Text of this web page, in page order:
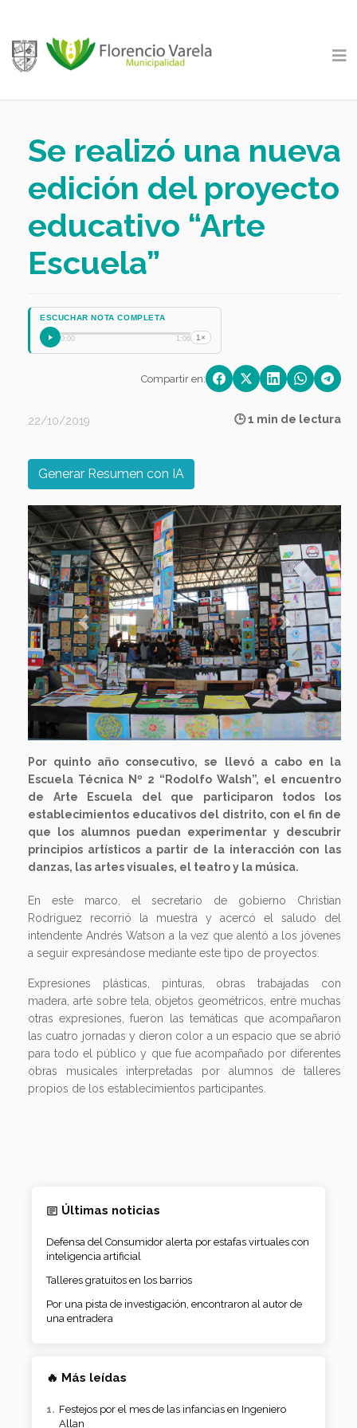
Se realizó una nueva
edición del proyecto
educativo “Arte
Escuela”
ESCUCHAR NOTA COMPLETA
0:00 1:06 1×
Compartir en:
22/10/2019 🕒 1 min de lectura
Generar Resumen con IA
Previous Next
Por quinto año consecutivo, se llevó a cabo en la
Escuela Técnica Nº 2 “Rodolfo Walsh”, el encuentro
de Arte Escuela del que participaron todos los
establecimientos educativos del distrito, con el fin de
que los alumnos puedan experimentar y descubrir
principios artísticos a partir de la interacción con las
danzas, las artes visuales, el teatro y la música.
En este marco, el secretario de gobierno Christian
Rodríguez recorrió la muestra y acercó el saludo del
intendente Andrés Watson a la vez que alentó a los jóvenes
a seguir expresándose mediante este tipo de proyectos.
Expresiones plásticas, pinturas, obras trabajadas con
madera, arte sobre tela, objetos geométricos, entre muchas
otras expresiones, fueron las temáticas que acompañaron
las cuatro jornadas y dieron color a un espacio que se abrió
para todo el público y que fue acompañado por diferentes
obras musicales interpretadas por alumnos de talleres
propios de los establecimientos participantes.
Últimas noticias
Defensa del Consumidor alerta por estafas virtuales con
inteligencia artificial
Talleres gratuitos en los barrios
Por una pista de investigación, encontraron al autor de
una entradera
🔥 Más leídas
Festejos por el mes de las infancias en Ingeniero
Allan